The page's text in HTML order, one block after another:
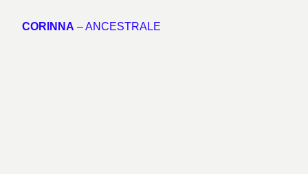
CORINNA – ANCESTRALE